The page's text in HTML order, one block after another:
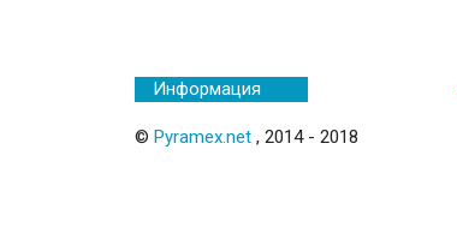
Информация
© Pyramex.net , 2014 - 2018